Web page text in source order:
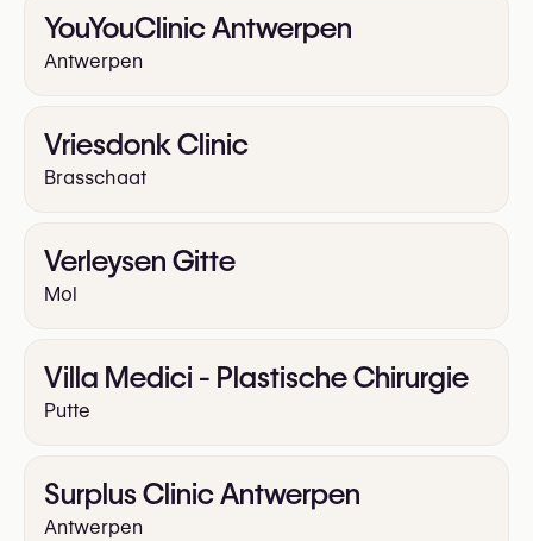
YouYouClinic Antwerpen
Antwerpen
Vriesdonk Clinic
Brasschaat
Verleysen Gitte
Mol
Villa Medici - Plastische Chirurgie
Putte
Surplus Clinic Antwerpen
Antwerpen